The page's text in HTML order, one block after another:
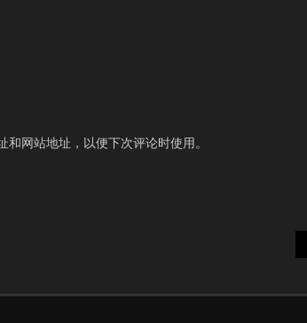
网站地址，以便下次评论时使用。